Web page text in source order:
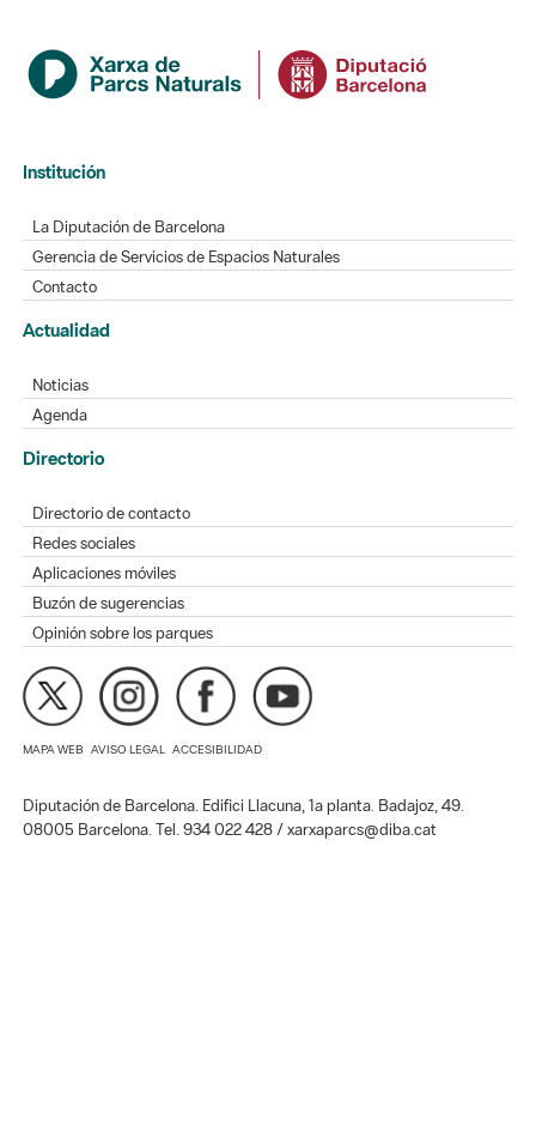
Institución
La Diputación de Barcelona
Gerencia de Servicios de Espacios Naturales
Contacto
Actualidad
Noticias
Agenda
Directorio
Directorio de contacto
Redes sociales
Aplicaciones móviles
Buzón de sugerencias
Opinión sobre los parques
MAPA WEB AVISO LEGAL ACCESIBILIDAD
Diputación de Barcelona. Edifici Llacuna, 1a planta. Badajoz, 49.
08005 Barcelona. Tel. 934 022 428 / xarxaparcs@diba.cat